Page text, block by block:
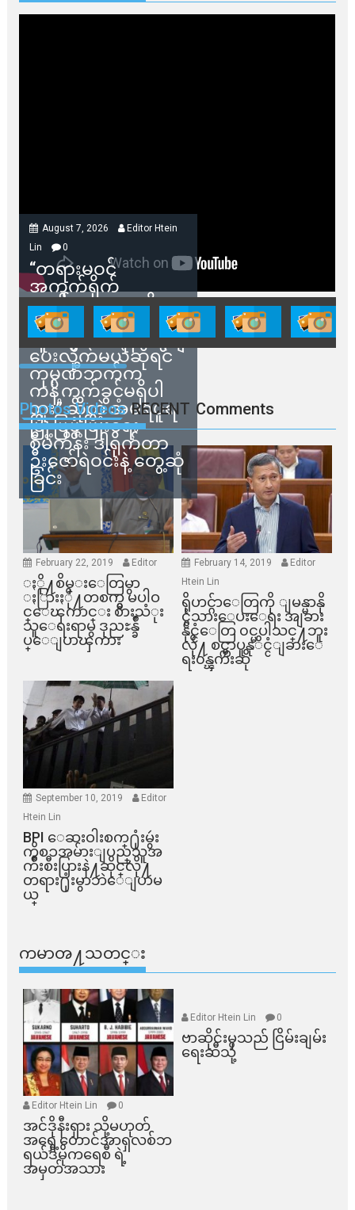
August 7, 2026
Editor Htein
Lin
0
“တရားမဝင်
အကွက်ရိုက်
ရောင်းချမှုတွေကို
သက်ဆိုင်ရာတာဝန်ရှိ
သူတွေက ဂရန်တွေချ
ပေးလိုက်မယ်ဆိုရင်
ကုမ္ပဏီဘက်က
ကန့်ကွက်ခွင့်မရှိပါ
ဘူး” ဆိုတဲ့ အမရပူရ
မြို့ပြဖွံ့ဖြိုးရေး
စီမံကိန်း ဒါရိုက်တာ
ဦးဇော်ရဲဝင်းနဲ့ တွေ့ဆုံ
ခြင်း
Photos Videos RECENT Comments
February 22, 2019 Editor
ႏို႔စိမ္းေတြမွာ
ႏြားႏို႔တစက္မွ မပါဝ
င္ေၾကာင္း စားသံုး
သူေရးရာမွ ဒုညႊန္ခ်ဳ
ပ္ေျပာၾကား
February 14, 2019
Editor
Htein Lin
ရိုဟင္ဂ်ာေတြကို ျမန္မာနို
င္ငံသားေပးေရး အျခား
နိုင္ငံေတြ ၀င္မပါသင္႔ဘူး
လို႔ စင္ကာပူနုိင္ငံျခားေ
ရး၀န္ၾကီးဆို
September 10, 2019
Editor
Htein Lin
BPI ​ေဆးဝါးစက္​႐ုံးမွဴး
ကိစၥအမ်ားျပည္​သူအ
က်ိဳးစီးပြားနဲ႔ဆိုင္​လို႔
တရား႐ုံးမွာဘဲေျပာမ
ယ္​
ကမာၻ႔သတင္း
Editor Htein Lin 0
အင်ဒိုနီးရှား သို့မဟုတ်
အရှေ့တောင်အာရှလစ်ဘ
ရယ်ဒီမိုကရေစီ ရဲ့
အမှတ်အသား
Editor Htein Lin 0
ဗာဆိုင်းမှသည် ငြိမ်းချမ်း
ရေးဆီသို့